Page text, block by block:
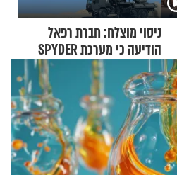
ניסוי מוצלח: חברת רפאל
הודיעה כי מערכת SPYDER
הצליחה ליירט כטב"ם